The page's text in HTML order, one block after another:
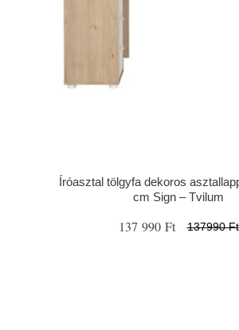
Íróasztal tölgyfa dekoros
cm Sign – Tvilum
137 990 Ft 137990 Ft